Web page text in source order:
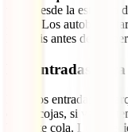
tanto desde la estación
Zadar. Los autobuses
llegaréis antes de la
Las entradas
Hay dos entradas al
que escojas, si vas en
bastante cola. Los